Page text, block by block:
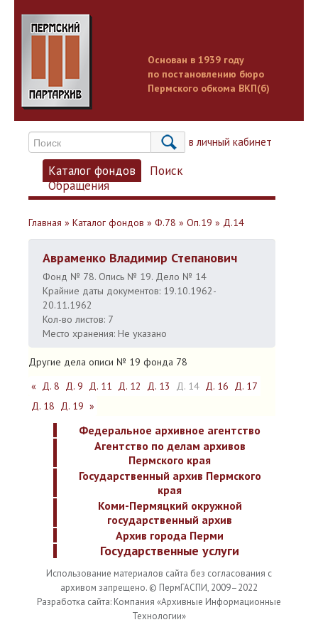
Основан в 1939 году
по постановлению бюро
Пермского обкома ВКП(б)
Вход в личный кабинет
Каталог фондов
Поиск
Обращения
Главная » Каталог фондов » Ф.78 » Оп.19 » Д.14
Авраменко Владимир Степанович
Фонд № 78. Опись № 19. Дело № 14
Крайние даты документов: 19.10.1962-
20.11.1962
Кол-во листов: 7
Место хранения: Не указано
Другие дела описи № 19 фонда 78
« Д. 8 Д. 9 Д. 11 Д. 12 Д. 13 Д. 14 Д. 16 Д. 17
Д. 18 Д. 19 »
Федеральное архивное агентство
Агентство по делам архивов
Пермского края
Государственный архив Пермского
края
Коми-Пермяцкий окружной
государственный архив
Архив города Перми
Государственные услуги
Использование материалов сайта без согласования с
архивом запрещено. © ПермГАСПИ, 2009–2022
Разработка сайта: Компания «Архивные Информационные
Технологии»